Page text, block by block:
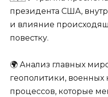
президента США,
и влияние
повестку.
🌍 Анализ главных
геополитики, военных
процессов, которые